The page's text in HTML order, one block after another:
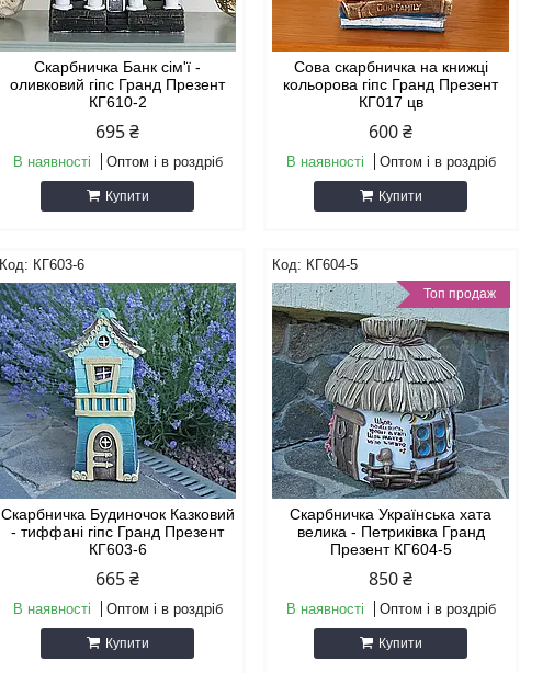
Скарбничка Банк сім'ї -
оливковий гіпс Гранд Презент
КГ610-2
695 ₴
В наявності Оптом і в роздріб
Купити
Сова скарбничка на книжці
кольорова гіпс Гранд Презент
КГ017 цв
600 ₴
В наявності Оптом і в роздріб
Купити
КГ603-6
Скарбничка Будиночок Казковий
- тиффані гіпс Гранд Презент
КГ603-6
665 ₴
В наявності Оптом і в роздріб
Купити
КГ604-5
Топ продаж
Скарбничка Українська хата
велика - Петриківка Гранд
Презент КГ604-5
850 ₴
В наявності Оптом і в роздріб
Купити